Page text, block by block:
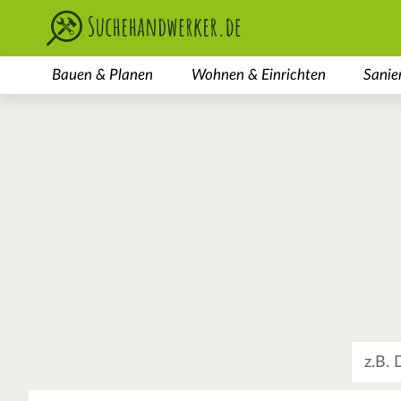
Bauen & Planen Wohnen & Einrichten